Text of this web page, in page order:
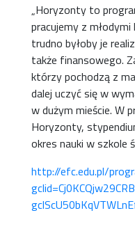
„Horyzonty to
pracujemy z
trudno byłoby je
także finansowego.
którzy pochodzą z
dalej uczyć się w
w dużym mieście. W
Horyzonty,
okres nauki w szkole
http://efc.edu.pl/